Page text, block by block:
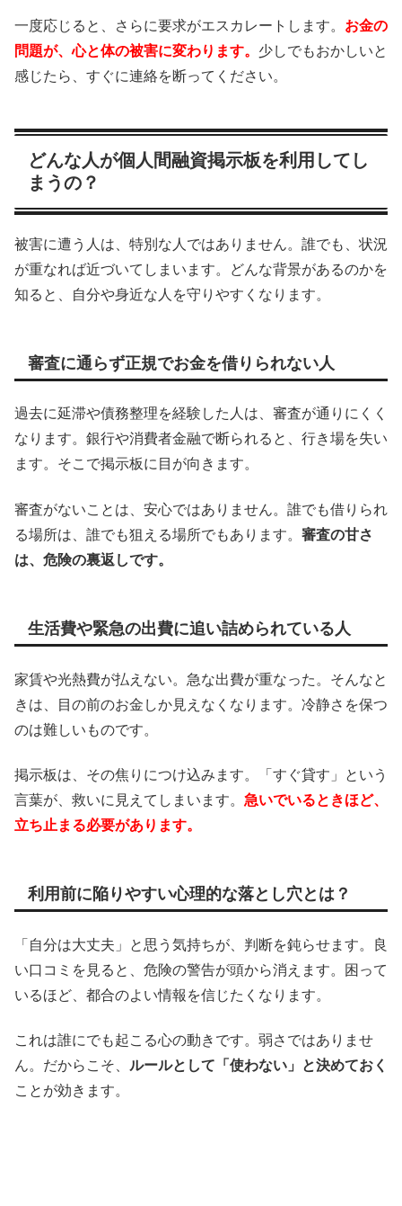
一度応じると、さらに要求がエスカレートします。 お金の
問題が、心と体の被害に変わります。 少しでもおかしいと
感じたら、すぐに連絡を断ってください。
どんな人が個人間融資掲示板を利用してし
まうの？
被害に遭う人は、特別な人ではありません。誰でも、状況
が重なれば近づいてしまいます。どんな背景があるのかを
知ると、自分や身近な人を守りやすくなります。
審査に通らず正規でお金を借りられない人
過去に延滞や債務整理を経験した人は、審査が通りにくく
なります。銀行や消費者金融で断られると、行き場を失い
ます。そこで掲示板に目が向きます。
審査がないことは、安心ではありません。誰でも借りられ
る場所は、誰でも狙える場所でもあります。 審査の甘さ
は、危険の裏返しです。
生活費や緊急の出費に追い詰められている人
家賃や光熱費が払えない。急な出費が重なった。そんなと
きは、目の前のお金しか見えなくなります。冷静さを保つ
のは難しいものです。
掲示板は、その焦りにつけ込みます。「すぐ貸す」という
言葉が、救いに見えてしまいます。 急いでいるときほど、
立ち止まる必要があります。
利用前に陥りやすい心理的な落とし穴とは？
「自分は大丈夫」と思う気持ちが、判断を鈍らせます。良
い口コミを見ると、危険の警告が頭から消えます。困って
いるほど、都合のよい情報を信じたくなります。
これは誰にでも起こる心の動きです。弱さではありませ
ん。だからこそ、 ルールとして「使わない」と決めておく
ことが効きます。